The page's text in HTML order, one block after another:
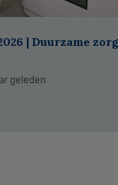
| Duurzame
geleden